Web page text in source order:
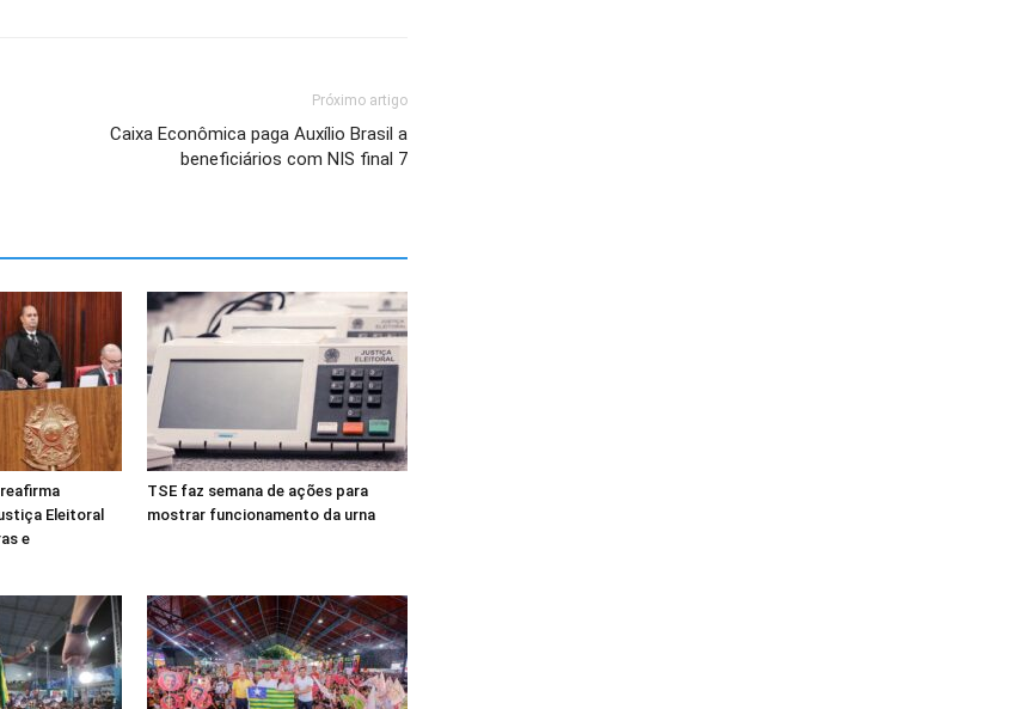
Próximo artigo
Caixa Econômica paga Auxílio Brasil a
beneficiários com NIS final 7
Eleitoral
e
TSE faz semana de ações para
mostrar funcionamento da urna